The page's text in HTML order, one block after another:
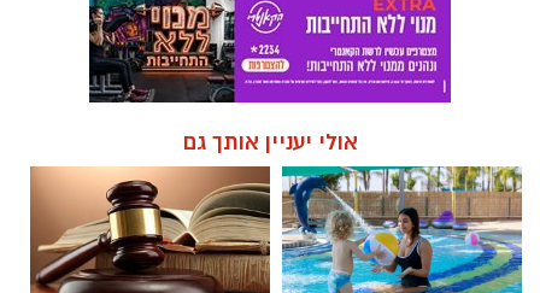
אולי יעניין אותך גם